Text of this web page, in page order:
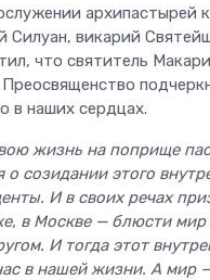
архипастырей
Силуан, викарий
что святитель
в наших сердцах.
жизнь на поприще
созидании этого
И в своих речах
в Москве — блюсти мир
И тогда этот
в нашей жизни. А мир